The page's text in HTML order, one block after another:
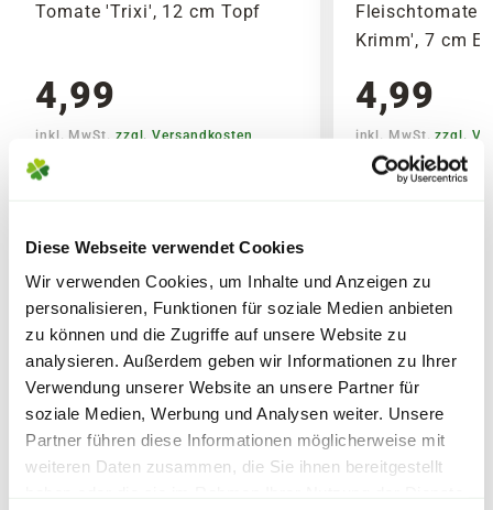
Diese Webseite verwendet Cookies
Wir verwenden Cookies, um Inhalte und Anzeigen zu
personalisieren, Funktionen für soziale Medien anbieten
zu können und die Zugriffe auf unsere Website zu
analysieren. Außerdem geben wir Informationen zu Ihrer
Verwendung unserer Website an unsere Partner für
soziale Medien, Werbung und Analysen weiter. Unsere
Partner führen diese Informationen möglicherweise mit
weiteren Daten zusammen, die Sie ihnen bereitgestellt
Tomate 'Trixi', 12 cm Topf
4,99
inkl. MwSt. zzgl. Versandkosten
Fleischtomate
Krimm', 7 cm
4,99
inkl. MwSt.zzgl.
ÄHNLICHE ARTIKEL